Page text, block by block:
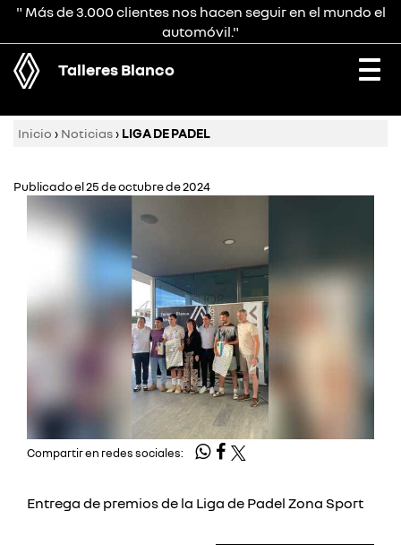
" Más de 3.000 clientes nos hacen seguir en el mundo el
automóvil."
Talleres Blanco
Inicio › Noticias› LIGA DE PADEL
Publicado el 25 de octubre de 2024
Compartir en redes sociales:
Entrega de premios de la Liga de Padel Zona Sport